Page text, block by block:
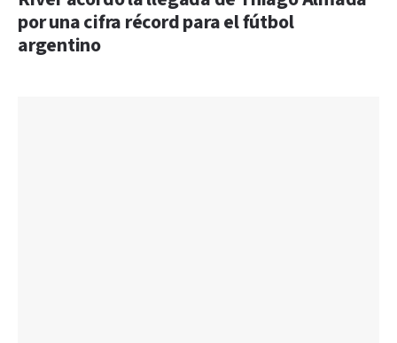
por una cifra récord para el fútbol
argentino